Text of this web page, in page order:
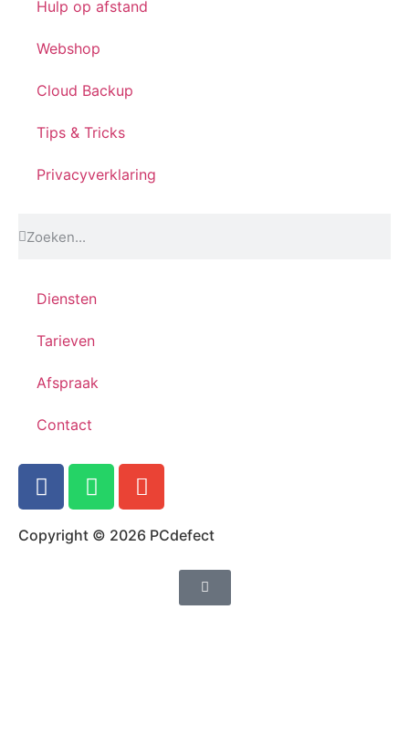
Hulp op afstand
Webshop
Cloud Backup
Tips & Tricks
Privacyverklaring
Diensten
Tarieven
Afspraak
Contact
Copyright © 2026 PCdefect